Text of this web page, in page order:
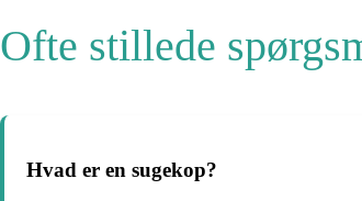
Ofte stillede
Hvad er en sugekop?